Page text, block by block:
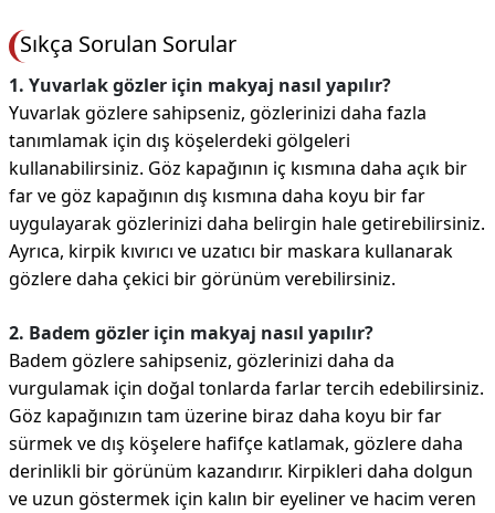
Sıkça Sorulan Sorular
1. Yuvarlak gözler için makyaj nasıl yapılır?
Yuvarlak gözlere sahipseniz, gözlerinizi daha fazla
tanımlamak için dış köşelerdeki gölgeleri
kullanabilirsiniz. Göz kapağının iç kısmına daha açık bir
far ve göz kapağının dış kısmına daha koyu bir far
uygulayarak gözlerinizi daha belirgin hale getirebilirsiniz.
Ayrıca, kirpik kıvırıcı ve uzatıcı bir maskara kullanarak
gözlere daha çekici bir görünüm verebilirsiniz.
2. Badem gözler için makyaj nasıl yapılır?
Badem gözlere sahipseniz, gözlerinizi daha da
vurgulamak için doğal tonlarda farlar tercih edebilirsiniz.
Göz kapağınızın tam üzerine biraz daha koyu bir far
sürmek ve dış köşelere hafifçe katlamak, gözlere daha
derinlikli bir görünüm kazandırır. Kirpikleri daha dolgun
ve uzun göstermek için kalın bir eyeliner ve hacim veren